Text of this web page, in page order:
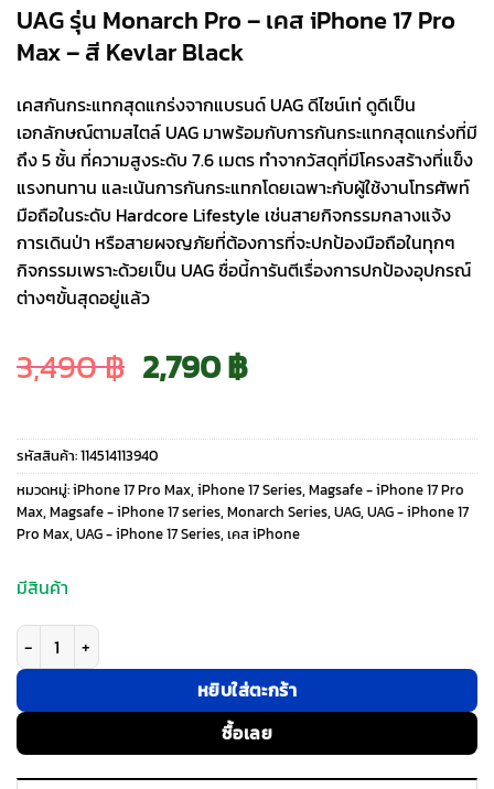
UAG รุ่น Monarch Pro – เคส iPhone 17 Pro
Max – สี Kevlar Black
เคสกันกระแทกสุดแกร่งจากแบรนด์ UAG ดีไซน์เท่ ดูดีเป็น
เอกลักษณ์ตามสไตล์ UAG มาพร้อมกับการกันกระแทกสุดแกร่งที่มี
ถึง 5 ชั้น ที่ความสูงระดับ 7.6 เมตร ทำจากวัสดุที่มีโครงสร้างที่แข็ง
แรงทนทาน และเน้นการกันกระแทกโดยเฉพาะกับผู้ใช้งานโทรศัพท์
มือถือในระดับ Hardcore Lifestyle เช่นสายกิจกรรมกลางแจ้ง
การเดินป่า หรือสายผจญภัยที่ต้องการที่จะปกป้องมือถือในทุกๆ
กิจกรรมเพราะด้วยเป็น UAG ชื่อนี้การันตีเรื่องการปกป้องอุปกรณ์
ต่างๆขั้นสุดอยู่แล้ว
3,490฿ Original
price
was:
3,490 ฿.
2,790฿Current
price
is:
2,790 ฿.
รหัสสินค้า:114514113940
หมวดหมู่:iPhone 17 Pro Max, iPhone 17 Series, Magsafe - iPhone 17 Pro
Max, Magsafe - iPhone 17 series, Monarch Series, UAG, UAG - iPhone 17
Pro Max, UAG - iPhone 17 Series, เคส iPhone
มีสินค้า
จำนวน UAG รุ่น Monarch Pro - เคส iPhone 17 Pro Max - สี Kevlar Black
หยิบใส่ตะกร้า
ซื้อเลย